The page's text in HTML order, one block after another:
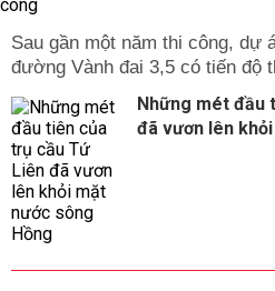
Sau gần một năm thi công, dự
đường Vành đai 3,5 có tiến độ
Những mét đầu
đã vươn lên